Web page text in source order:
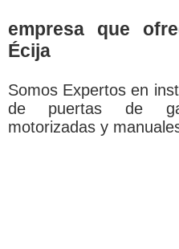
empresa que
Écija
Somos Expertos en
de puertas de
motorizadas y